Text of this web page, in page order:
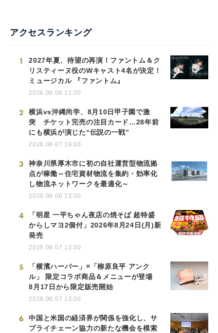
アクセスランキング
1
2027年夏、待望の再演！ファントム＆ク
リスティーヌ役のWキャスト4名が決定！
ミュージカル 『ファントム』
2026.08.06 12:00
2
横浜vs沖縄尚学、8月10日甲子園で激
突 チケット完売の注目カード…28年前
にも横浜が演じた“伝説の一戦”
2026.08.07 19:00
3
神奈川県厚木市に初の自社運営型物流拠
点が稼働～住宅資材物流を集約・効率化
し物流ネットワークを最適化～
2026.08.06 13:00
4
「明星 一平ちゃん夜店の焼そば 超特盛
からしマヨ2個付」2026年8月24日(月)新
発売
2026.08.07 13:00
5
「横濱ハーバー」×「柳原良平 アンク
ル」 限定コラボ商品＆メニューが登場
8月17日から限定販売開始
2026.08.07 13:00
6
中国と米国の経済界が関係を強化し、サ
プライチェーン協力の新たな機会を模索